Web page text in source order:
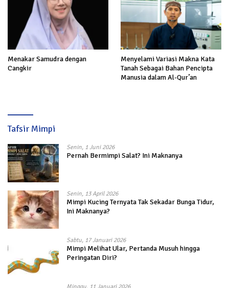
Menakar Samudra dengan
Cangkir
Menyelami Variasi Makna Kata
Tanah Sebagai Bahan Pencipta
Manusia dalam Al-Qur’an
Tafsir Mimpi
Senin, 1 Juni 2026
Pernah Bermimpi Salat? Ini Maknanya
Senin, 13 April 2026
Mimpi Kucing Ternyata Tak Sekadar Bunga Tidur,
Ini Maknanya?
Sabtu, 17 Januari 2026
Mimpi Melihat Ular, Pertanda Musuh hingga
Peringatan Diri?